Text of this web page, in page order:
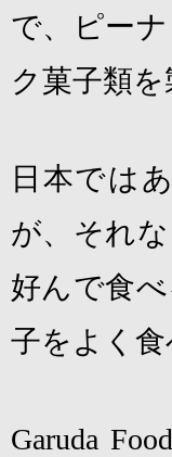
で、ピー
ク菓子類を
日本では
が、それ
好んで食
子をよく食
Garuda Food